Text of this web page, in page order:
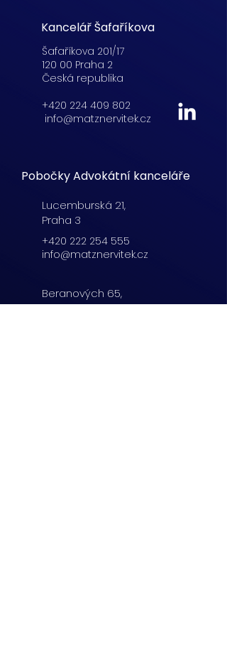
Kancelář Šafaříkova
Šafaříkova 201/17
120 00 Praha 2
Česká republika
+420 224 409 802
info@matznervitek.cz
Pobočky Advokátní kanceláře
Lucemburská 21,
Praha 3
+420 222 254 555
info@matznervitek.cz
Beranových 65,
Praha 9